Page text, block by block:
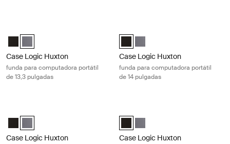
Case Logic Huxton 13.3" Laptop Sleeve Negro
Case Logic Huxton 13.3" Laptop Sleeve Grafito (selected)
Case Logic Huxton
funda para computadora portátil
de 13,3 pulgadas
Case Logic Huxton 14" Laptop
Case Logic Huxton 14"
Case Logic Huxton
funda para computadora portátil
de 14 pulgadas
Case Logic Huxton 14" Laptop Sleeve Negro
Case Logic Huxton 14" Laptop Sleeve Grafito (selected)
Case Logic Huxton
Case Logic Huxton 15.6" Laptop
Case Logic Huxton 15.6"
Case Logic Huxton